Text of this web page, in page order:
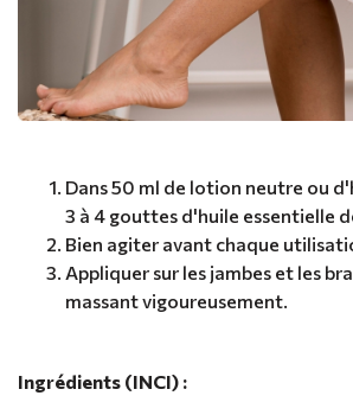
Dans 50 ml de lotion neutre ou
3 à 4 gouttes d'huile essentielle
Bien agiter avant chaque
Appliquer sur les jambes et les
massant vigoureusement.
Ingrédients (INCI) :